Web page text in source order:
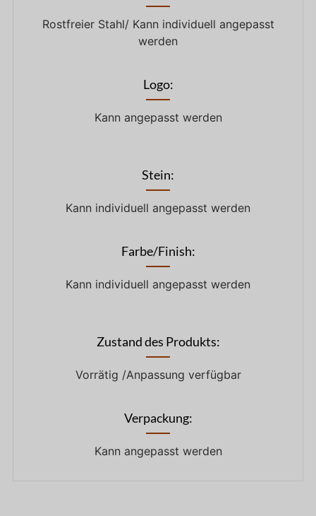
Rostfreier Stahl/ Kann individuell angepasst
werden
Logo:
Kann angepasst werden
Stein:
Kann individuell angepasst werden
Farbe/Finish:
Kann individuell angepasst werden
Zustand des Produkts:
Vorrätig /Anpassung verfügbar
Verpackung:
Kann angepasst werden